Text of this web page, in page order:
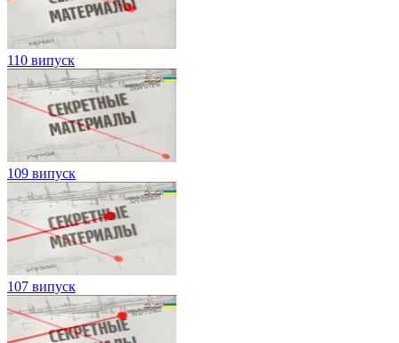
110 випуск
109 випуск
107 випуск